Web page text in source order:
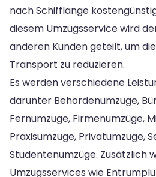
nach Schifflange
diesem Umzugsservice wird
anderen Kunden geteilt, um
Transport zu reduzieren.
Es werden verschiedene
darunter Behördenumzüge,
Fernumzüge, Firmenumzüge,
Praxisumzüge, Privatumzüge,
Studentenumzüge. Zusätzlich
Umzugsservices wie